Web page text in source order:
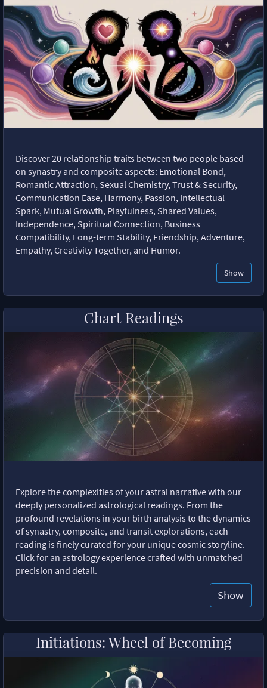
Discover 20 relationship traits between two people based
on synastry and composite aspects: Emotional Bond,
Romantic Attraction, Sexual Chemistry, Trust & Security,
Communication Ease, Harmony, Passion, Intellectual
Spark, Mutual Growth, Playfulness, Shared Values,
Independence, Spiritual Connection, Business
Compatibility, Long-term Stability, Friendship, Adventure,
Empathy, Creativity Together, and Humor.
Show
Chart Readings
Explore the complexities of your astral narrative with our
deeply personalized astrological readings. From the
profound revelations in your birth analysis to the dynamics
of synastry, composite, and transit explorations, each
reading is finely curated for your unique cosmic storyline.
Click for an astrology experience crafted with unmatched
precision and detail.
Show
Initiations: Wheel of Becoming